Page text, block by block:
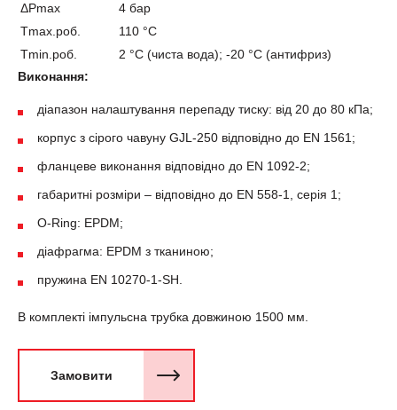
ΔPmax
4 бар
Tmax.роб.
110 °C
Tmin.роб.
2 °C (чиста вода); -20 °C (антифриз)
Виконання:
діапазон налаштування перепаду тиску: від 20 до 80 кПа;
корпус з сірого чавуну GJL-250 відповідно до EN 1561;
фланцеве виконання відповідно до EN 1092-2;
габаритні розміри – відповідно до EN 558-1, серія 1;
O-Ring: EPDM;
діафрагма: EPDM з тканиною;
пружина EN 10270-1-SH.
В комплектi імпульсна трубка довжиною 1500 мм.
Замовити